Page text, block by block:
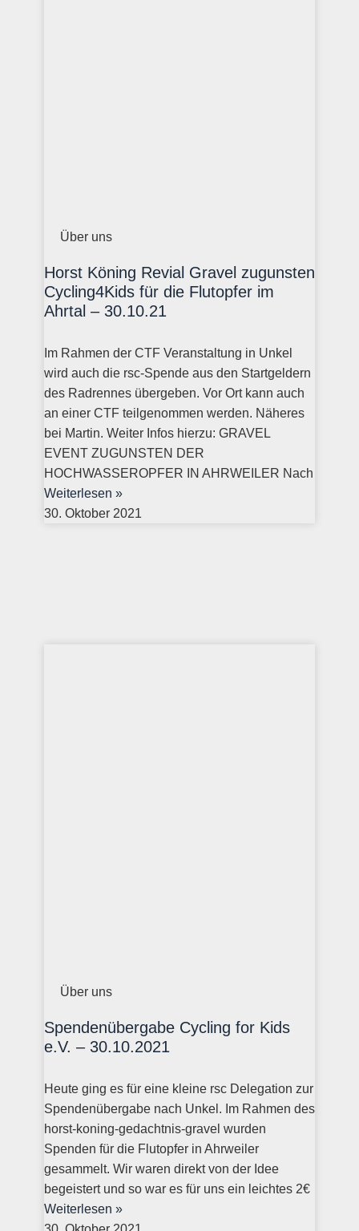
Über uns
Horst Köning Revial Gravel zugunsten
Cycling4Kids für die Flutopfer im
Ahrtal – 30.10.21
Im Rahmen der CTF Veranstaltung in Unkel
wird auch die rsc-Spende aus den Startgeldern
des Radrennes übergeben. Vor Ort kann auch
an einer CTF teilgenommen werden. Näheres
bei Martin. Weiter Infos hierzu: GRAVEL
EVENT ZUGUNSTEN DER
HOCHWASSEROPFER IN AHRWEILER Nach
Weiterlesen »
30. Oktober 2021
Über uns
Spendenübergabe Cycling for Kids
e.V. – 30.10.2021
Heute ging es für eine kleine rsc Delegation zur
Spendenübergabe nach Unkel. Im Rahmen des
horst-koning-gedachtnis-gravel wurden
Spenden für die Flutopfer in Ahrweiler
gesammelt. Wir waren direkt von der Idee
begeistert und so war es für uns ein leichtes 2€
Weiterlesen »